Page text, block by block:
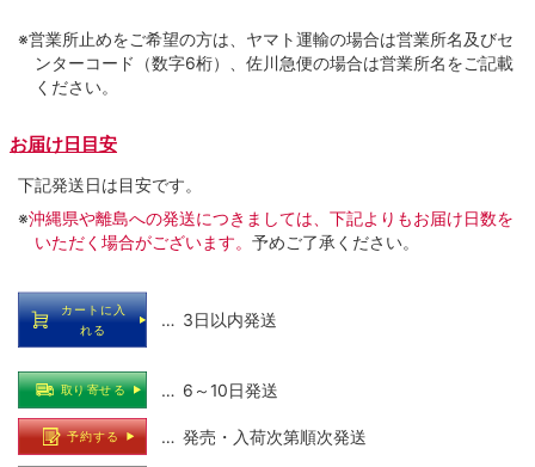
※営業所止めをご希望の方は、ヤマト運輸の場合は営業所名及びセ
ンターコード（数字6桁）、佐川急便の場合は営業所名をご記載
ください。
お届け日目安
下記発送日は目安です。
※沖縄県や離島への発送につきましては、下記よりもお届け日数を
いただく場合がございます。 予めご了承ください。
カートに入
れる
… 3日以内発送
取り寄せる … 6～10日発送
予約する … 発売・入荷次第順次発送